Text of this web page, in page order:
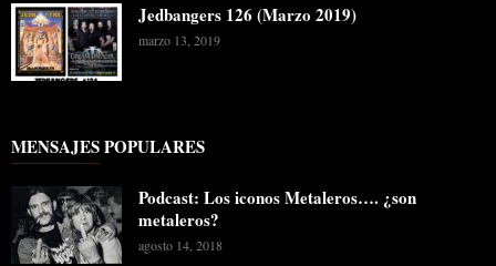
Jedbangers 126 (Marzo 2019)
marzo 13, 2019
MENSAJES POPULARES
Podcast: Los iconos Metaleros…. ¿son
metaleros?
agosto 14, 2018